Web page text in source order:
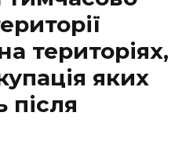
територіях,
яких
після